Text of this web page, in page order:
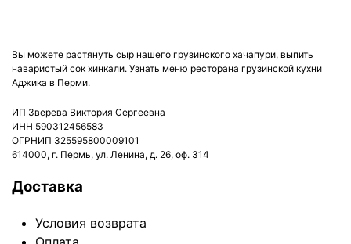
Вы можете растянуть сыр нашего грузинского хачапури, выпить
наваристый сок хинкали. Узнать меню ресторана грузинской кухни
Аджика в Перми.
ИП Зверева Виктория Сергеевна
ИНН 590312456583
ОГРНИП 325595800009101
614000, г. Пермь, ул. Ленина, д. 26, оф. 314
Доставка
Условия возврата